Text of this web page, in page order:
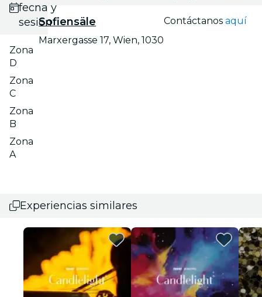
fecha y
sesión
Zona
D
Zona
C
Zona
B
Zona
A
Sofiensäle
Marxergasse 17, Wien, 1030
Contáctanosaquí
Experiencias similares